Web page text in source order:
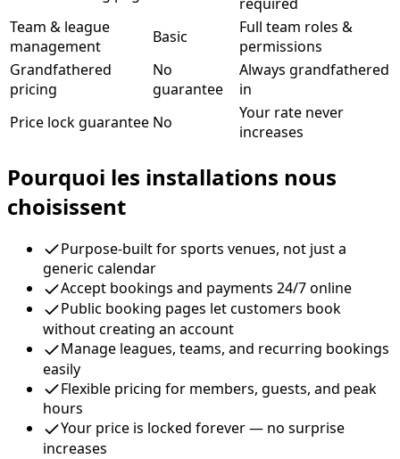
Team & league
management
Basic
Full team roles &
permissions
Grandfathered
pricing
No
guarantee
Always grandfathered
in
Price lock guarantee No
Your rate never
increases
Pourquoi les installations nous
choisissent
Purpose-built for sports venues, not just a
generic calendar
Accept bookings and payments 24/7 online
Public booking pages let customers book
without creating an account
Manage leagues, teams, and recurring bookings
easily
Flexible pricing for members, guests, and peak
hours
Your price is locked forever — no surprise
increases